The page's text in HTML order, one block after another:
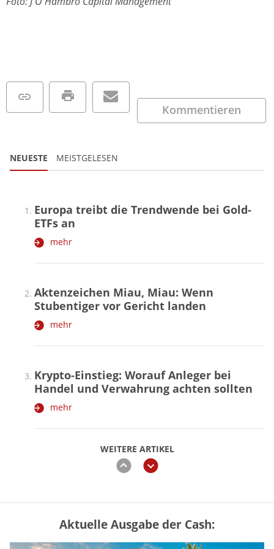
Kommentieren
NEUESTE MEISTGELESEN
WEITERE ARTIKEL
zurückweiter
Europa treibt die Trendwende bei Gold-
ETFs an
mehr
Aktenzeichen Miau, Miau: Wenn
Stubentiger vor Gericht landen
mehr
Krypto-Einstieg: Worauf Anleger bei
Handel und Verwahrung achten sollten
mehr
Vermieter-Zutritt: Wann Mieter
die Wohnung öffnen müssen
Aktuelle Ausgabe der Cash: